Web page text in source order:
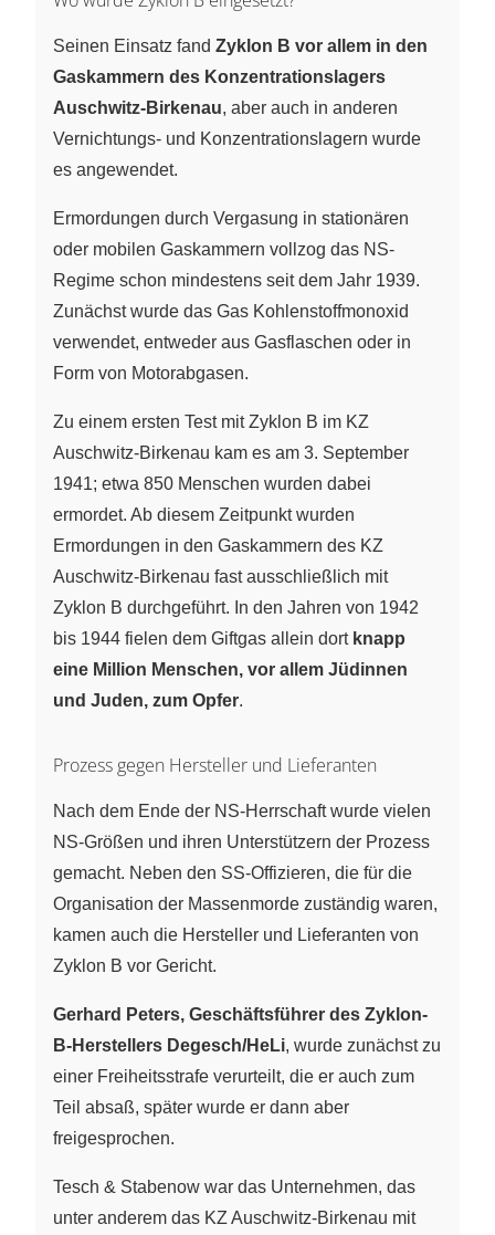
Seinen Einsatz fand Zyklon B vor allem in den
Gaskammern des Konzentrationslagers
Auschwitz-Birkenau, aber auch in anderen
Vernichtungs- und Konzentrationslagern wurde
es angewendet.
Ermordungen durch Vergasung in stationären
oder mobilen Gaskammern vollzog das NS-
Regime schon mindestens seit dem Jahr 1939.
Zunächst wurde das Gas Kohlenstoffmonoxid
verwendet, entweder aus Gasflaschen oder in
Form von Motorabgasen.
Zu einem ersten Test mit Zyklon B im KZ
Auschwitz-Birkenau kam es am 3. September
1941; etwa 850 Menschen wurden dabei
ermordet. Ab diesem Zeitpunkt wurden
Ermordungen in den Gaskammern des KZ
Auschwitz-Birkenau fast ausschließlich mit
Zyklon B durchgeführt. In den Jahren von 1942
bis 1944 fielen dem Giftgas allein dort knapp
eine Million Menschen, vor allem Jüdinnen
und Juden, zum Opfer.
Prozess gegen Hersteller und Lieferanten
Nach dem Ende der NS-Herrschaft wurde vielen
NS-Größen und ihren Unterstützern der Prozess
gemacht. Neben den SS-Offizieren, die für die
Organisation der Massenmorde zuständig waren,
kamen auch die Hersteller und Lieferanten von
Zyklon B vor Gericht.
Gerhard Peters, Geschäftsführer des Zyklon-
B-Herstellers Degesch/HeLi, wurde zunächst zu
einer Freiheitsstrafe verurteilt, die er auch zum
Teil absaß, später wurde er dann aber
freigesprochen.
Tesch & Stabenow war das Unternehmen, das
unter anderem das KZ Auschwitz-Birkenau mit